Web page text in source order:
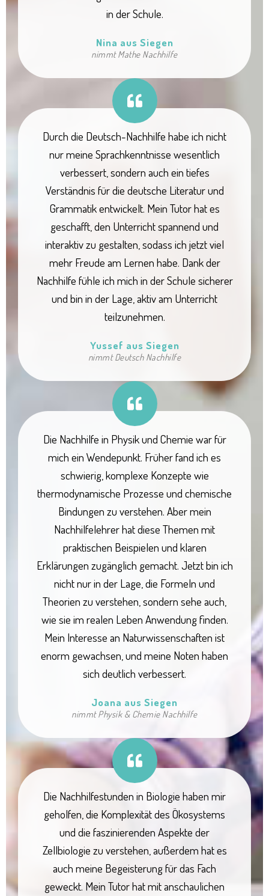
in der Schule.
Nina aus Siegen
nimmt Mathe Nachhilfe
Durch die Deutsch-Nachhilfe habe ich nicht
nur meine Sprachkenntnisse wesentlich
verbessert, sondern auch ein tiefes
Verständnis für die deutsche Literatur und
Grammatik entwickelt. Mein Tutor hat es
geschafft, den Unterricht spannend und
interaktiv zu gestalten, sodass ich jetzt viel
mehr Freude am Lernen habe. Dank der
Nachhilfe fühle ich mich in der Schule sicherer
und bin in der Lage, aktiv am Unterricht
teilzunehmen.
Yussef aus Siegen
nimmt Deutsch Nachhilfe
Die Nachhilfe in Physik und Chemie war für
mich ein Wendepunkt. Früher fand ich es
schwierig, komplexe Konzepte wie
thermodynamische Prozesse und chemische
Bindungen zu verstehen. Aber mein
Nachhilfelehrer hat diese Themen mit
praktischen Beispielen und klaren
Erklärungen zugänglich gemacht. Jetzt bin ich
nicht nur in der Lage, die Formeln und
Theorien zu verstehen, sondern sehe auch,
wie sie im realen Leben Anwendung finden.
Mein Interesse an Naturwissenschaften ist
enorm gewachsen, und meine Noten haben
sich deutlich verbessert.
Joana aus Siegen
nimmt Physik & Chemie Nachhilfe
Die Nachhilfestunden in Biologie haben mir
geholfen, die Komplexität des Ökosystems
und die faszinierenden Aspekte der
Zellbiologie zu verstehen, außerdem hat es
auch meine Begeisterung für das Fach
geweckt. Mein Tutor hat mit anschaulichen